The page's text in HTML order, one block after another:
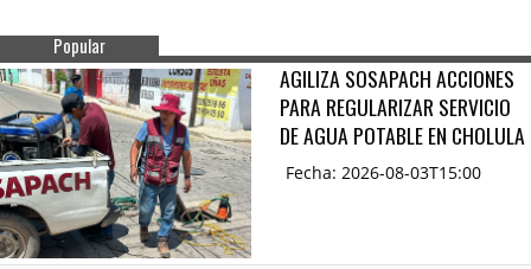
Popular
AGILIZA SOSAPACH ACCIONES
PARA REGULARIZAR SERVICIO
DE AGUA POTABLE EN CHOLULA
Fecha: 2026-08-03T15:00